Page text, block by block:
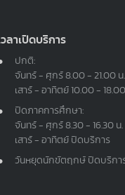
วลาเปิดบริการ
ปกติ:
จันทร์ - ศุกร์ 8.00 - 21.00 น.
เสาร์ - อาทิตย์ 10.00 -
ปิดภาคการศึกษา:
จันทร์ - ศุกร์ 8.30 - 16.30 น.
เสาร์ - อาทิตย์ ปิดบริการ
วันหยุดนักขัตฤกษ์ ปิดบริกา